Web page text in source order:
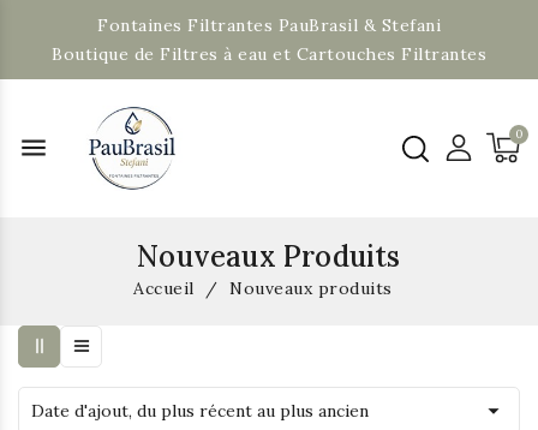
Fontaines Filtrantes PauBrasil & Stefani
Boutique de Filtres à eau et Cartouches Filtrantes
menu
Nouveaux Produits
Accueil Nouveaux produits
Date d'ajout, du plus récent au plus ancien 